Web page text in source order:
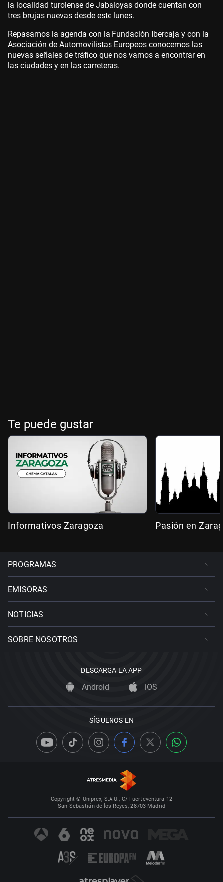
la localidad turolense de Jabaloyas donde cuentan con
tres brujas nuevas desde este lunes.
Repasamos la agenda con la Fundación Ibercaja y con la
Asociación de Automovilistas Europeos conocemos las
nuevas señales de tráfico que nos vamos a encontrar en
las ciudades y en las carreteras.
Te puede gustar
Informativos Zaragoza Pasión en
PROGRAMAS
EMISORAS
NOTICIAS
SOBRE NOSOTROS
DESCARGA LA APP
Android iOS
SÍGUENOS EN
Copyright © Uniprex, S.A.U., C/ Fuerteventura 12
San Sebastián de los Reyes, 28703 Madrid